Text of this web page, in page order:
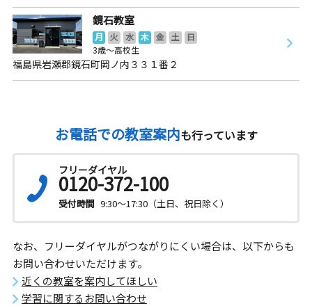
鏡石教室
月 火 水 木 金 土
日
3歳～高校生
福島県岩瀬郡鏡石町岡ノ内３３１番２
お電話での教室案内も行っています
フリーダイヤル
0120-372-100
受付時間 9:30～17:30（土日、祝日除く）
なお、フリーダイヤルがつながりにくい場合は、以下からも
お問い合わせいただけます。
近くの教室を案内してほしい
学習に関するお問い合わせ